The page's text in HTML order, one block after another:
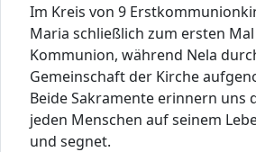
Im Kreis von 9
Maria schließlich zum ersten
Kommunion, während Nela
Gemeinschaft der Kirche
Beide Sakramente erinnern uns
jeden Menschen auf seinem
und segnet.